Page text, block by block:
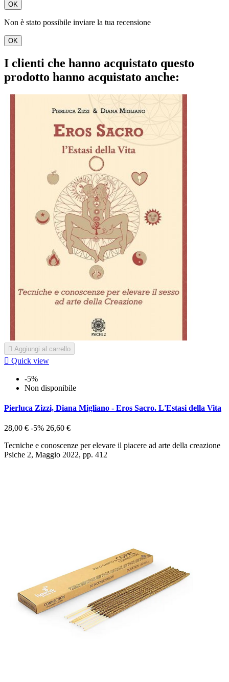
OK
Non è stato possibile inviare la tua recensione
OK
I clienti che hanno acquistato questo
prodotto hanno acquistato anche:
 Aggiungi al carrello
 Quick view
-5%
Non disponibile
Pierluca Zizzi, Diana Migliano - Eros Sacro. L'Estasi della Vita
28,00 € -5% 26,60 €
Tecniche e conoscenze per elevare il piacere ad arte della creazione
Psiche 2, Maggio 2022, pp. 412